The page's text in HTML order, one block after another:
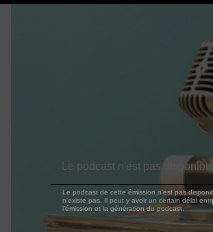
Le podcast n'est pas disponible
Le podcast de cette émission n'est pas
n'existe pas. Il peut y avoir un certain délai
l'émission et la génération du podcast.